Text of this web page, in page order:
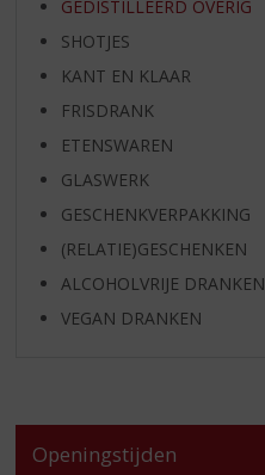
GEDISTILLEERD OVERIG
SHOTJES
KANT EN KLAAR
FRISDRANK
ETENSWAREN
GLASWERK
GESCHENKVERPAKKING
(RELATIE)GESCHENKEN
ALCOHOLVRIJE DRANKEN
VEGAN DRANKEN
Openingstijden